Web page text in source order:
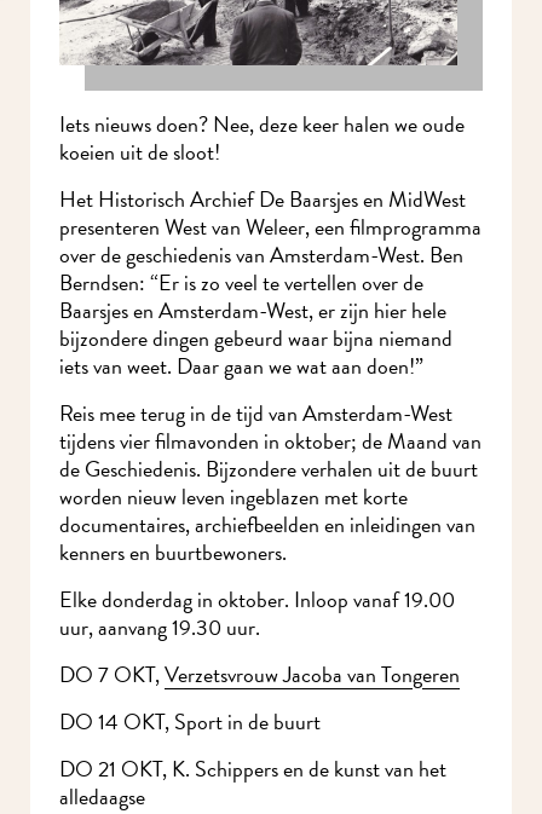
Iets nieuws doen? Nee, deze keer halen we oude
koeien uit de sloot!
Het Historisch Archief De Baarsjes en MidWest
presenteren West van Weleer, een filmprogramma
over de geschiedenis van Amsterdam-West. Ben
Berndsen: “Er is zo veel te vertellen over de
Baarsjes en Amsterdam-West, er zijn hier hele
bijzondere dingen gebeurd waar bijna niemand
iets van weet. Daar gaan we wat aan doen!”
Reis mee terug in de tijd van Amsterdam-West
tijdens vier filmavonden in oktober; de Maand van
de Geschiedenis. Bijzondere verhalen uit de buurt
worden nieuw leven ingeblazen met korte
documentaires, archiefbeelden en inleidingen van
kenners en buurtbewoners.
Elke donderdag in oktober. Inloop vanaf 19.00
uur, aanvang 19.30 uur.
DO 7 OKT,Verzetsvrouw Jacoba van Tongeren
DO 14 OKT, Sport in de buurt
DO 21 OKT, K. Schippers en de kunst van het
alledaagse